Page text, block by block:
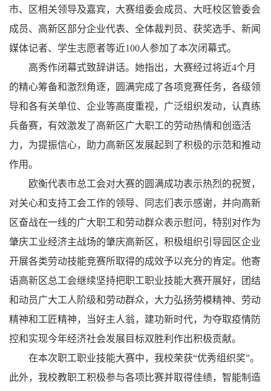
市、区相关领导及嘉宾，大赛组委会成员、大旺校区管委会
成员、高新区部分企业代表、全体裁判员、获奖选手、新闻
媒体记者、学生志愿者等近100人参加了本次闭幕式。
高秀作闭幕式致辞讲话。她指出，大赛经过将近4个月
的精心筹备和激烈角逐，圆满完成了各项竞赛任务，各级领
导和各有关单位、企业等高度重视，广泛组织发动，认真练
兵备赛，有效激发了高新区广大职工的劳动热情和创造活
力，为提振信心，助力高新区发展起到了积极的示范和推动
作用。
欧衡代表市总工会对大赛的圆满成功表示热烈的祝贺，
对关心和支持工会工作的领导、同志们表示感谢，并向高新
区奋战在一线的广大职工和劳动群众表示慰问，特别对作为
肇庆工业经济主战场的肇庆高新区，积极组织引导园区企业
开展各类劳动技能竞赛所取得的成效予以充分的肯定。他寄
语高新区总工会继续坚持把职工职业技能大赛开展好，团结
和动员广大工人阶级和劳动群众，大力弘扬劳模精神、劳动
精神和工匠精神，当好主人翁，建功新时代，为夺取疫情防
控和实现今年经济社会发展目标双胜利作出积极贡献。
在本次职工职业技能大赛中，我校荣获“优秀组织奖”。
此外，我校教职工积极参与各项比赛并取得佳绩，智能制造